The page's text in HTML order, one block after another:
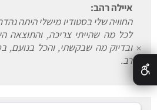
איילה רהב:
החוויה שלי בסטודיו מישלי היתה
לכל מה שהייתי צריכה, והתוצאה
ובדיוק מה שבקשתי, והכל בנועם,
רב.
✕